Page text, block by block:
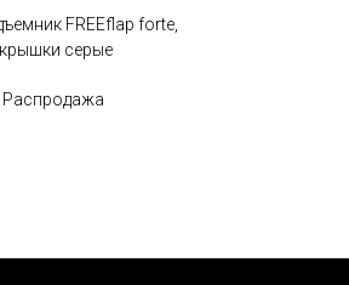
FREEflap forte,
крышки серые
Распродажа